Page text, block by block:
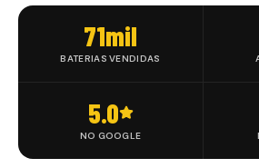
71mil
BATERIAS VENDIDAS
5.0
NO GOOGLE